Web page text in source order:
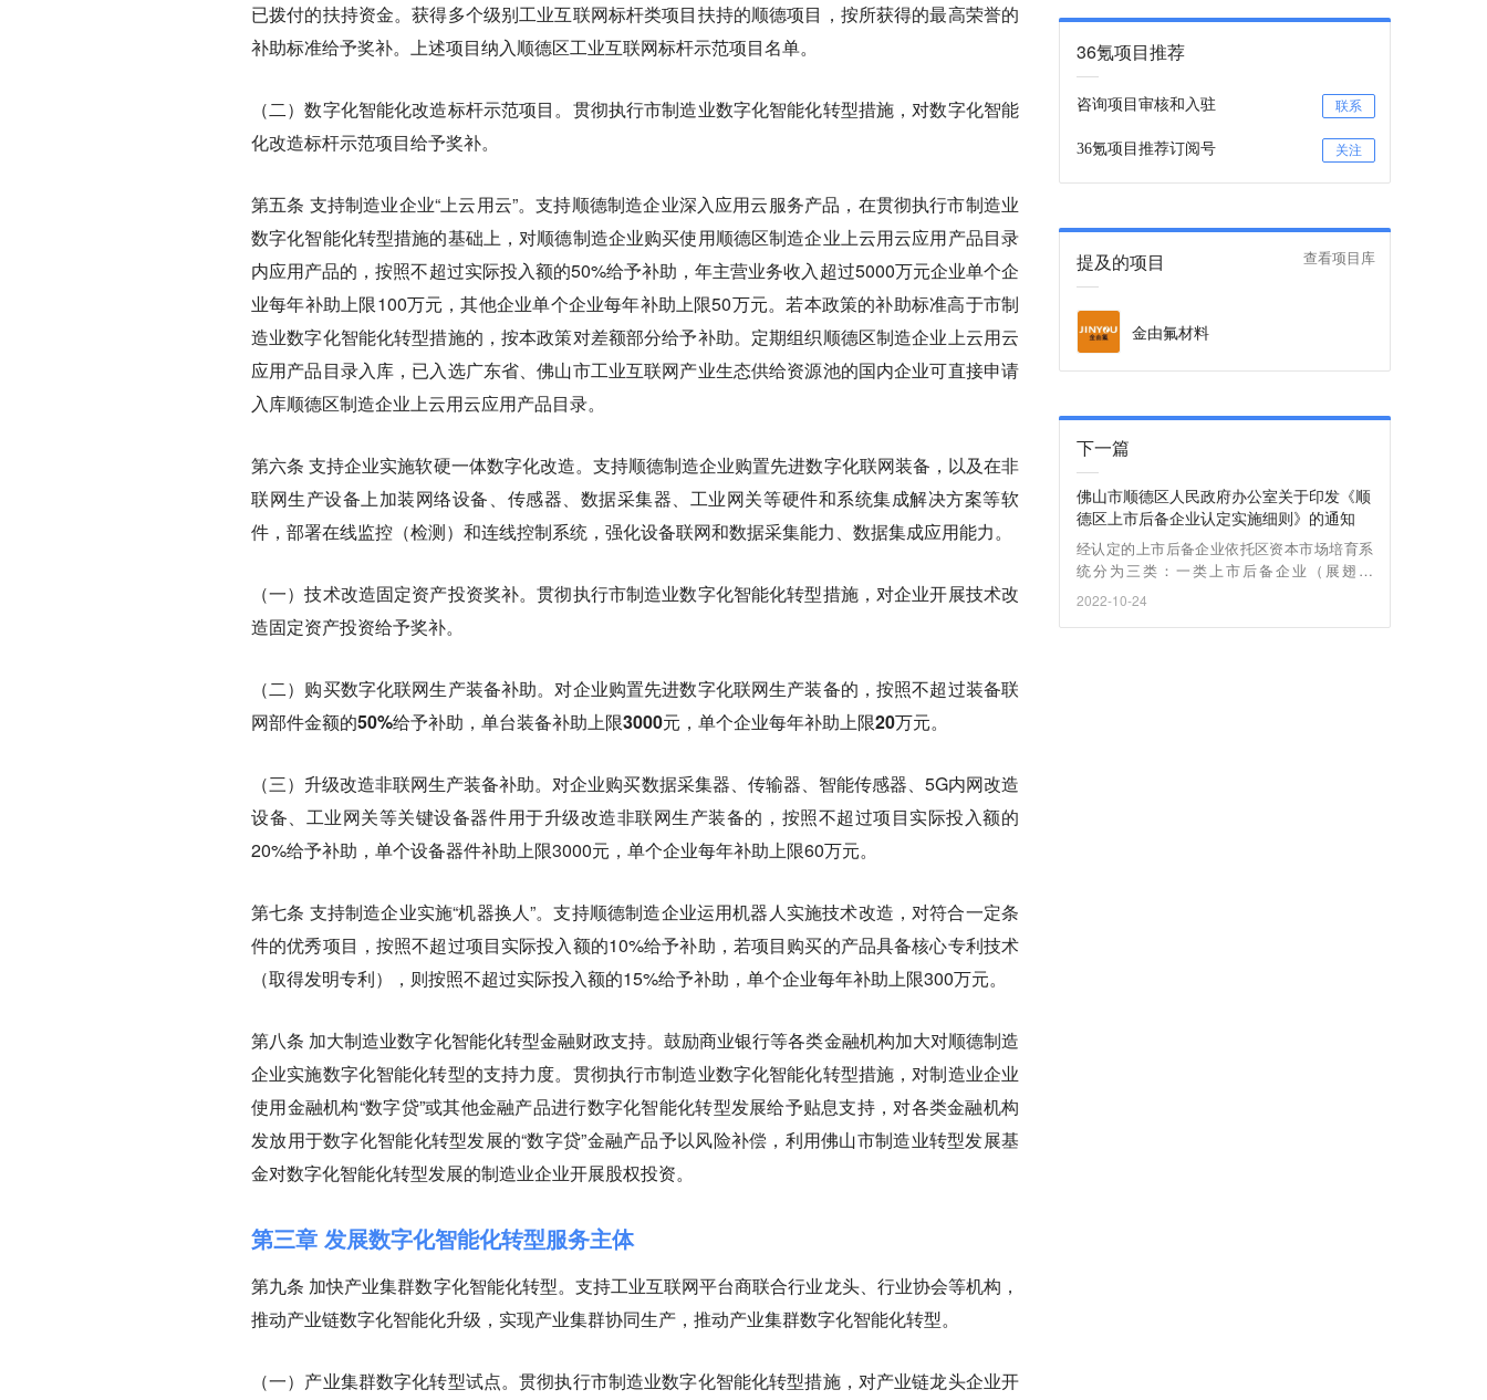
已拨付的扶持资金。获得多个级别工业互联网标杆类项目扶持的顺德项目，按所获得的最高荣誉的
补助标准给予奖补。上述项目纳入顺德区工业互联网标杆示范项目名单。
（二）数字化智能化改造标杆示范项目。贯彻执行市制造业数字化智能化转型措施，对数字化智能
化改造标杆示范项目给予奖补。
第五条 支持制造业企业“上云用云”。支持顺德制造企业深入应用云服务产品，在贯彻执行市制造业
数字化智能化转型措施的基础上，对顺德制造企业购买使用顺德区制造企业上云用云应用产品目录
内应用产品的，按照不超过实际投入额的50%给予补助，年主营业务收入超过5000万元企业单个企
业每年补助上限100万元，其他企业单个企业每年补助上限50万元。若本政策的补助标准高于市制
造业数字化智能化转型措施的，按本政策对差额部分给予补助。定期组织顺德区制造企业上云用云
应用产品目录入库，已入选广东省、佛山市工业互联网产业生态供给资源池的国内企业可直接申请
入库顺德区制造企业上云用云应用产品目录。
第六条支持企业实施软硬一体数字化改造。支持顺德制造企业购置先进数字化联网装备，以及在非
联网生产设备上加装网络设备、传感器、数据采集器、工业网关等硬件和系统集成解决方案等软
件，部署在线监控（检测）和连线控制系统，强化设备联网和数据采集能力、数据集成应用能力。
（一）技术改造固定资产投资奖补。贯彻执行市制造业数字化智能化转型措施，对企业开展技术改
造固定资产投资给予奖补。
（二）购买数字化联网生产装备补助。对企业购置先进数字化联网生产装备的，按照不超过装备联
网部件金额的50%给予补助，单台装备补助上限3000元，单个企业每年补助上限20万元。
（三）升级改造非联网生产装备补助。对企业购买数据采集器、传输器、智能传感器、5G内网改造
设备、工业网关等关键设备器件用于升级改造非联网生产装备的，按照不超过项目实际投入额的
20%给予补助，单个设备器件补助上限3000元，单个企业每年补助上限60万元。
第七条 支持制造企业实施“机器换人”。支持顺德制造企业运用机器人实施技术改造，对符合一定条
件的优秀项目，按照不超过项目实际投入额的10%给予补助，若项目购买的产品具备核心专利技术
（取得发明专利），则按照不超过实际投入额的15%给予补助，单个企业每年补助上限300万元。
第八条 加大制造业数字化智能化转型金融财政支持。鼓励商业银行等各类金融机构加大对顺德制造
企业实施数字化智能化转型的支持力度。贯彻执行市制造业数字化智能化转型措施，对制造业企业
使用金融机构“数字贷”或其他金融产品进行数字化智能化转型发展给予贴息支持，对各类金融机构
发放用于数字化智能化转型发展的“数字贷”金融产品予以风险补偿，利用佛山市制造业转型发展基
金对数字化智能化转型发展的制造业企业开展股权投资。
第三章 发展数字化智能化转型服务主体
第九条 加快产业集群数字化智能化转型。支持工业互联网平台商联合行业龙头、行业协会等机构，
推动产业链数字化智能化升级，实现产业集群协同生产，推动产业集群数字化智能化转型。
（一）产业集群数字化转型试点。贯彻执行市制造业数字化智能化转型措施，对产业链龙头企业开
36氪项目推荐
咨询项目审核和入驻 联系
36氪项目推荐订阅号 关注
提及的项目 查看项目库
金由氟材料
下一篇
佛山市顺德区人民政府办公室关于印发《顺
德区上市后备企业认定实施细则》的通知
经认定的上市后备企业依托区资本市场培育系
统分为三类：一类上市后备企业（展翅企
业）；二类上市后备企业（添翼企业）；三类
2022-10-24